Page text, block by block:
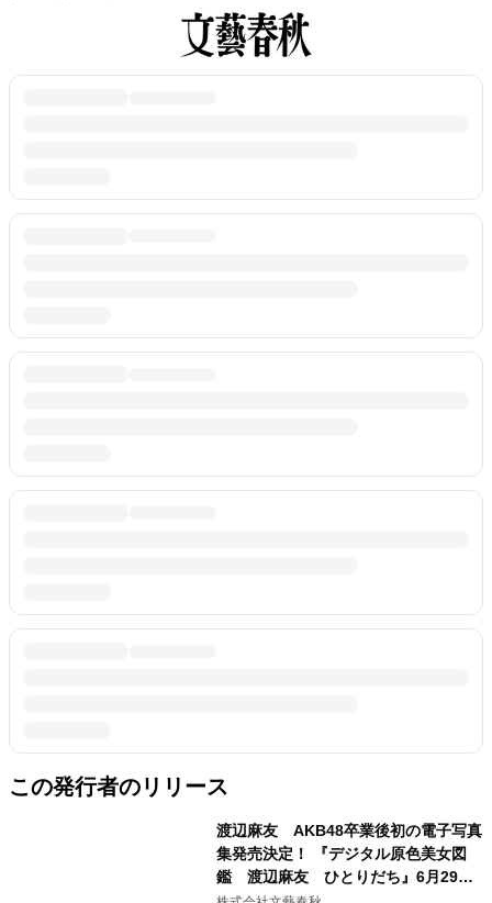
この発行者のリリース
渡辺麻友 AKB48卒業後初の電子写真
集発売決定！ 『デジタル原色美女図
鑑 渡辺麻友 ひとりだち』6月29日